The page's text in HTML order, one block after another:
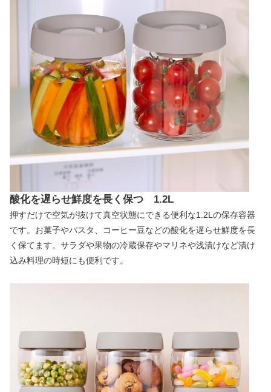
酸化を遅らせ鮮度を長く保つ 1.2L
押すだけで空気が抜けて真空状態にできる便利な1.2Lの保存容器
です。お菓子やパスタ、コーヒー豆などの酸化を遅らせ鮮度を長
く保てます。サラダや果物の冷蔵保存やマリネや浅漬けなど漬け
込み料理の時短にも便利です。